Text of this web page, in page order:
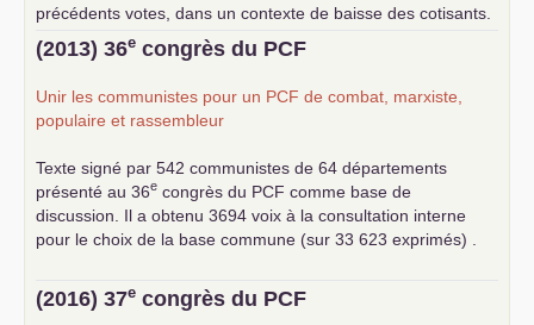
précédents votes, dans un contexte de baisse des cotisants.
... lire la suite
(2013) 36e congrès du PCF
Unir les communistes pour un PCF de combat, marxiste,
populaire et rassembleur
Texte signé par 542 communistes de 64 départements
présenté au 36e congrès du PCF comme base de
discussion. Il a obtenu 3694 voix à la consultation interne
pour le choix de la base commune (sur 33 623 exprimés) .
(2016) 37e congrès du PCF